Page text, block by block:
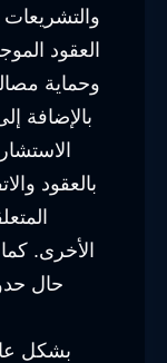
العقود
وحماية
بالإضافة
بالعقود
الأخرى.
حال
بشكل